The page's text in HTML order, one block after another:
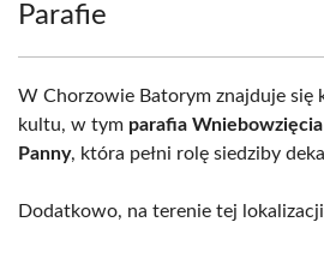
Parafie
W Chorzowie Batorym znajduje się
kultu, w tym parafia
Panny, która pełni rolę siedziby
Dodatkowo, na terenie tej